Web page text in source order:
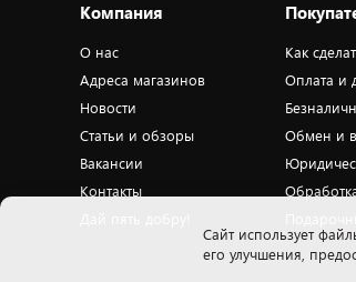
Компания
О нас
Адреса магазинов
Новости
Статьи и обзоры
Вакансии
Контакты
Как
Оплата и
Обмен и
Cайт использует
его улучшения,